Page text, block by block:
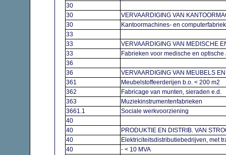
30
30
VERVAARDIGING VAN
30
Kantoormachines- en
33
33
VERVAARDIGING VAN MEDISCHE
33
Fabrieken voor medische en
36
36
VERVAARDIGING VAN MEUBELS
361
Meubelstoffeerderijen b.o. < 200 m2
362
Fabricage van munten, sieraden e.d.
363
Muziekinstrumentenfabrieken
3661.1
Sociale werkvoorziening
40
40
PRODUKTIE EN DISTRIB. VAN
40
Elektriciteitsdistributiebedrijven, met
40
- < 10 MVA